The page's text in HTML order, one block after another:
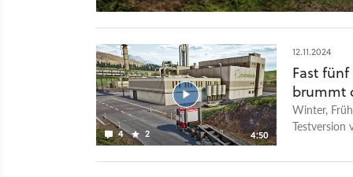
4 2 4:50
12.11.2024
Fast
brummt
Winter,
Testversion
dem 15.